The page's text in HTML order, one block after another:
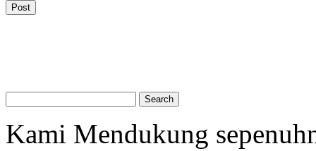
Kami Mendukung